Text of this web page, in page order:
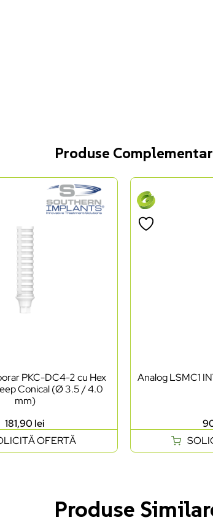
Produse
PKC-DC4-2 cu Hex
Conical (Ø 3.5 / 4.0
mm)
181,90 lei
OFERTĂ
Analog LSMC1
Produse